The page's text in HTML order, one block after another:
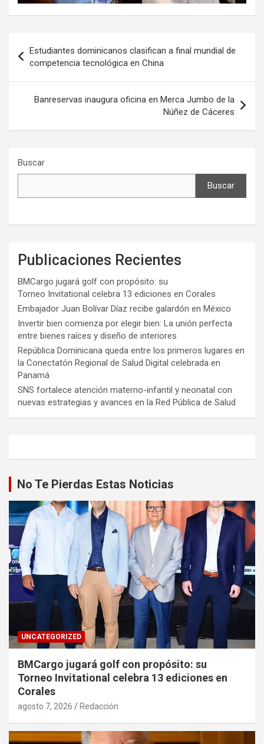
de
entradas
Estudiantes dominicanos clasifican a final mundial de
competencia tecnológica en China
Banreservas inaugura oficina en Merca Jumbo de la
Núñez de Cáceres
Buscar
Buscar
Publicaciones Recientes
BMCargo jugará golf con propósito: su
Torneo Invitational celebra 13 ediciones en Corales
Embajador Juan Bolívar Díaz recibe galardón en México
Invertir bien comienza por elegir bien: La unión perfecta
entre bienes raíces y diseño de interiores
República Dominicana queda entre los primeros lugares en
la Conectatón Regional de Salud Digital celebrada en
Panamá
SNS fortalece atención materno-infantil y neonatal con
nuevas estrategias y avances en la Red Pública de Salud
No Te Pierdas Estas Noticias
UNCATEGORIZED
BMCargo jugará golf con propósito: su
Torneo Invitational celebra 13 ediciones en
Corales
agosto 7, 2026 Redacción